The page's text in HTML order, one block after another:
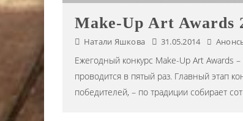
Make-Up Art Awards
Натали Яшкова 31.05.2014
Ежегодный конкурс Make-Up Art Awards
проводится в пятый раз. Главный этап
победителей, – по традиции собирает